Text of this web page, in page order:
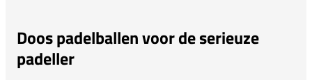
Doos padelballen voor de serieuze
padeller